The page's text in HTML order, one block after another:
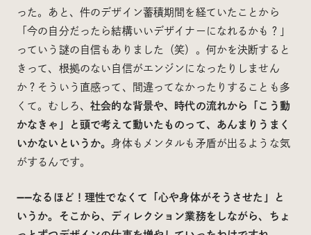
った。あと、件のデザイン蓄積期間を経ていたことから
「今の自分だったら結構いいデザイナーになれるかも？」
っていう謎の自信もありました（笑）。何かを決断すると
きって、根拠のない自信がエンジンになったりしません
か？そういう直感って、間違ってなかったりすることも多
くて。むしろ、社会的な背景や、時代の流れから「こう動
かなきゃ」と頭で考えて動いたものって、あんまりうまく
いかないというか。身体もメンタルも矛盾が出るような気
がするんです。
——なるほど！理性でなくて「心や身体がそうさせた」と
いうか。そこから、ディレクション業務をしながら、ちょ